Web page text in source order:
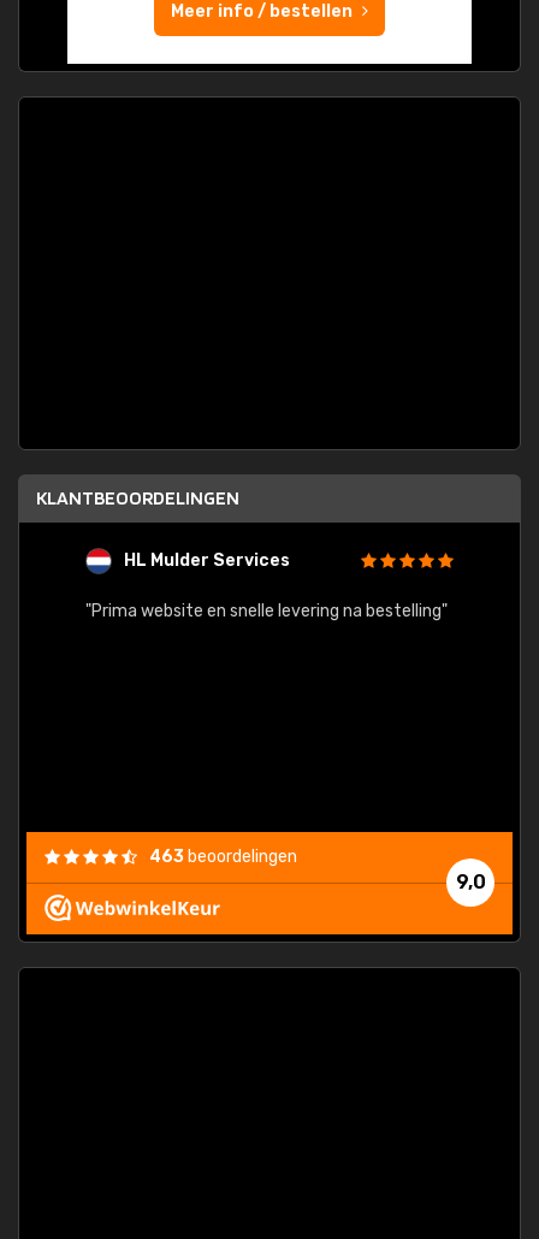
Meer info / bestellen
KLANTBEOORDELINGEN
HL Mulder Services
"Prima website en snelle levering na bestelling"
9,0
463 beoordelingen